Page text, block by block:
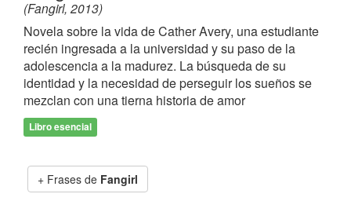
(Fangirl, 2013)
Novela sobre la vida de Cather Avery, una estudiante
recién ingresada a la universidad y su paso de la
adolescencia a la madurez. La búsqueda de su
identidad y la necesidad de perseguir los sueños se
mezclan con una tierna historia de amor
Libro esencial
Frases de Fangirl